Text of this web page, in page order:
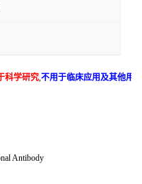
科学研究,不用于临床应用及其他用
Antibody